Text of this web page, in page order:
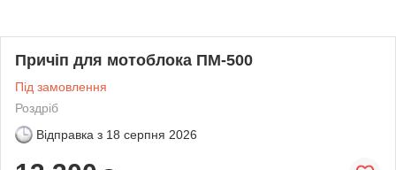
Причіп для мотоблока ПМ-500
Під замовлення
Роздріб
Відправка з 18 серпня 2026